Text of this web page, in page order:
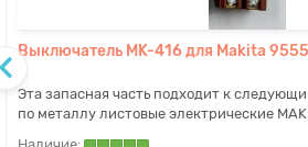
Выключатель MK-416 для Makita 9555
Эта запасная часть подходит к
по металлу листовые электрические